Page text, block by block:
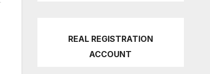
REAL REGISTRATION
ACCOUNT